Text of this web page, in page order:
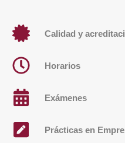
Calidad y
Horarios
Exámenes
Prácticas en